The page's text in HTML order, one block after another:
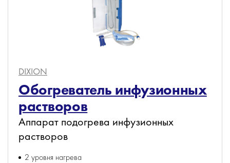
DIXION
Обогреватель инфузионных
растворов
Аппарат подогрева инфузионных
растворов
2 уровня нагрева